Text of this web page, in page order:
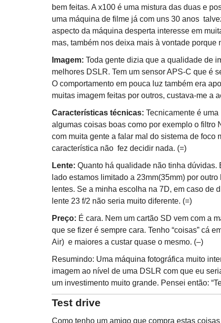
bem feitas. A x100 é uma mistura das duas e
uma máquina de filme já com uns 30 anos
aspecto da máquina desperta interesse em
mas, também nos deixa mais à vontade porque
Imagem: Toda gente dizia que a qualidade de
melhores DSLR. Tem um sensor APS-C que é
O comportamento em pouca luz também era
muitas imagem feitas por outros, custava-me a
Características técnicas: Tecnicamente é
algumas coisas boas como por exemplo o filtro
com muita gente a falar mal do sistema de foco
característica não fez decidir nada. (=)
Lente: Quanto há qualidade não tinha dúvidas.
lado estamos limitado a 23mm(35mm) por
lentes. Se a minha escolha na 7D, em caso de
lente 23 f/2 não seria muito diferente. (=)
Preço: É cara. Nem um cartão SD vem com a
que se fizer é sempre cara. Tenho “coisas” cá
Air) e maiores a custar quase o mesmo. (–)
Resumindo: Uma máquina fotográfica muito
imagem ao nível de uma DSLR com que eu
um investimento muito grande. Pensei então:
Test drive
Como tenho um amigo que compra estas